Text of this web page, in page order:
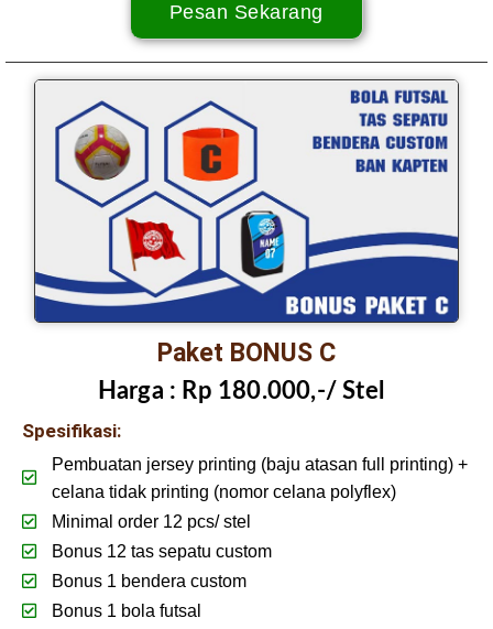
Pesan Sekarang
Paket BONUS C
Harga : Rp 180.000,-/ Stel
Spesifikasi:
Pembuatan jersey printing (baju atasan full printing) +
celana tidak printing (nomor celana polyflex)
Minimal order 12 pcs/ stel
Bonus 12 tas sepatu custom
Bonus 1 bendera custom
Bonus 1 bola futsal